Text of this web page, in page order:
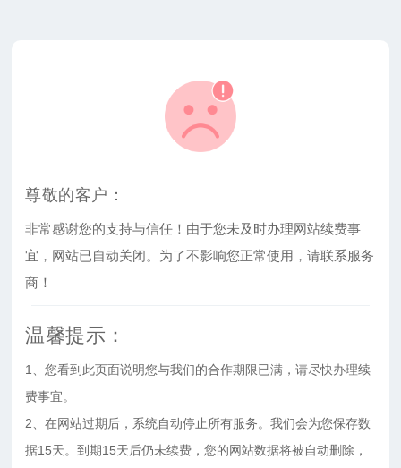
尊敬的客户：
非常感谢您的支持与信任！由于您未及时办理网站续费事
宜，网站已自动关闭。为了不影响您正常使用，请联系服务
商！
温馨提示：
1、您看到此页面说明您与我们的合作期限已满，请尽快办理续
费事宜。
2、在网站过期后，系统自动停止所有服务。我们会为您保存数
据15天。到期15天后仍未续费，您的网站数据将被自动删除，